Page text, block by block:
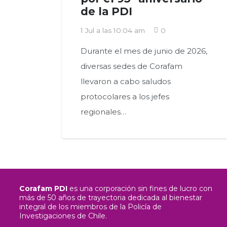
de la PDI
1 Jul a las 10:04 am 0
Durante el mes de junio de 2026,
diversas sedes de Corafam
llevaron a cabo saludos
protocolares a los jefes
regionales…
Corafam PDIes una corporación sin fines de lucro con
más de 50 años de trayectoria dedicada al bienestar
integral de los miembros de la Policía de
Investigaciones de Chile.